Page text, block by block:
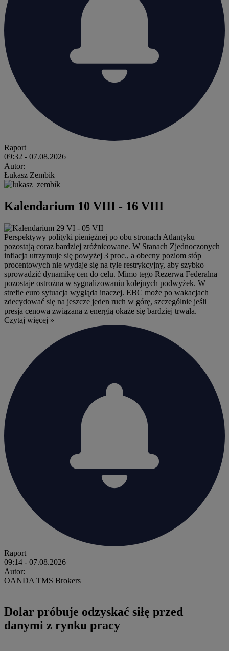
Raport
09:32 - 07.08.2026
Autor:
Łukasz Zembik
Kalendarium 10 VIII - 16 VIII
Perspektywy polityki pieniężnej po obu stronach Atlantyku
pozostają coraz bardziej zróżnicowane. W Stanach Zjednoczonych
inflacja utrzymuje się powyżej 3 proc., a obecny poziom stóp
procentowych nie wydaje się na tyle restrykcyjny, aby szybko
sprowadzić dynamikę cen do celu. Mimo tego Rezerwa Federalna
pozostaje ostrożna w sygnalizowaniu kolejnych podwyżek. W
strefie euro sytuacja wygląda inaczej. EBC może po wakacjach
zdecydować się na jeszcze jeden ruch w górę, szczególnie jeśli
presja cenowa związana z energią okaże się bardziej trwała.
Czytaj więcej »
Raport
09:14 - 07.08.2026
Autor:
OANDA TMS Brokers
Dolar próbuje odzyskać siłę przed
danymi z rynku pracy